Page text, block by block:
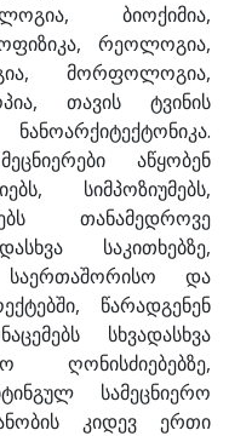
ბიოქიმია,
რეოლოგია,
მორფოლოგია,
თავის ტვინის
აწყობენ
სიმპოზიუმებს,
თანამედროვე
საკითხებზე,
საერთაშორისო და
წარადგენენ
სხვადასხვა
ღონისძიებებზე,
სამეცნიერო
კიდევ ერთი